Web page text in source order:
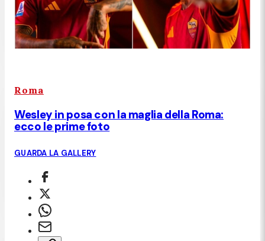
Roma
Wesley in posa con la maglia della Roma:
ecco le prime foto
GUARDA LA GALLERY